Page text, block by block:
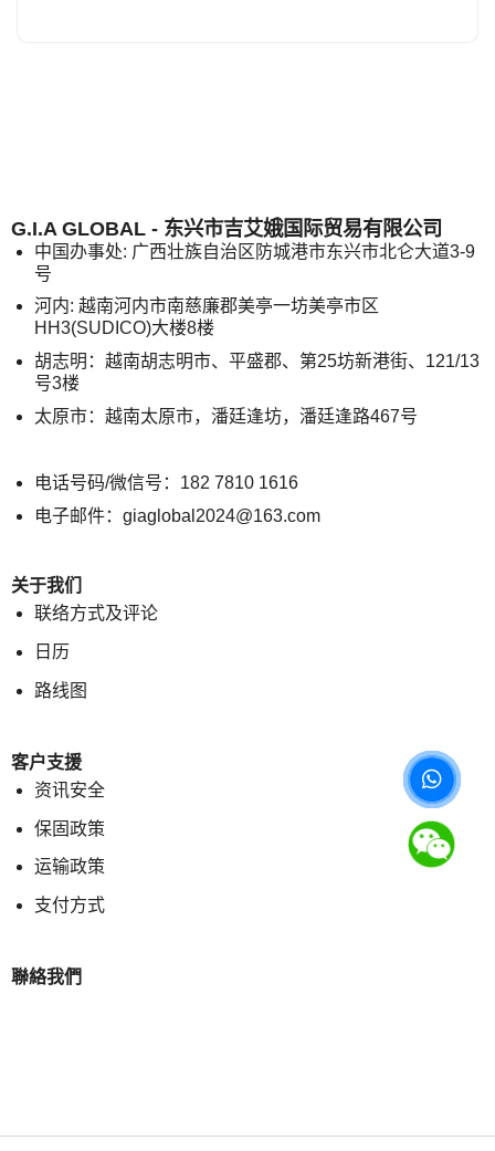
G.I.A GLOBAL - 东兴市吉艾娥国际贸易有限公司
中国办事处: 广西壮族自治区防城港市东兴市北仑大道3-9
号
河内: 越南河内市南慈廉郡美亭一坊美亭市区
HH3(SUDICO)大楼8楼
胡志明：越南胡志明市、平盛郡、第25坊新港街、121/13
号3楼
太原市：越南太原市，潘廷逢坊，潘廷逢路467号
电话号码/微信号：182 7810 1616
电子邮件：giaglobal2024@163.com
关于我们
联络方式及评论
日历
路线图
客户支援
资讯安全
保固政策
运输政策
支付方式
聯絡我們